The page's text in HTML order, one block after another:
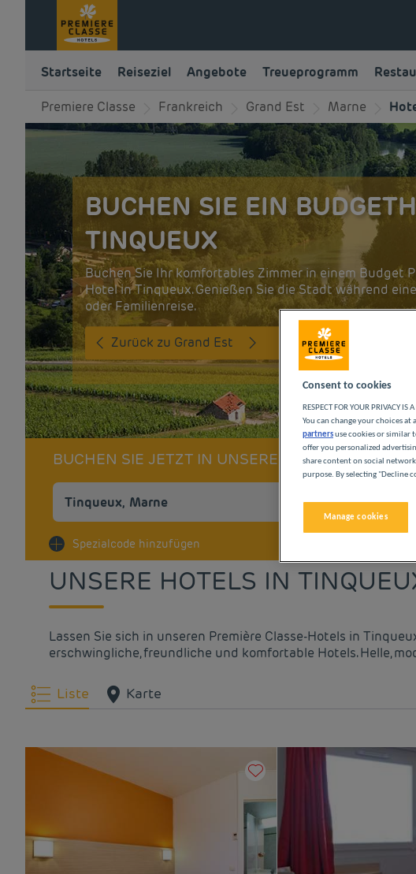
Startseite Reiseziel Angebote Treueprogramm
Premiere Classe Frankreich Grand Est Marne
BUCHEN SIE EIN
TINQUEUX
Buchen Sie Ihr komfortables Zimmer in einem Budget
Hotel in Tinqueux. Genießen Sie die Stadt während
oder Familienreise.
Zurück zu Grand Est
BUCHEN SIE JETZT IN UNSEREN PREMIERE
Navigate
Spezialcode hinzufügen
UNSERE HOTELS IN
Lassen Sie sich in unseren Première Classe-Hotels in
erschwingliche, freundliche und komfortable Hotels. Helle,
Liste Karte
Consent to cookies
RESPECT FOR YOUR PRIVACY IS
You can change your choices
partnersuse cookies or similar
offer you personalized
share content on social
purpose. By selecting "Decline
Manage cookies